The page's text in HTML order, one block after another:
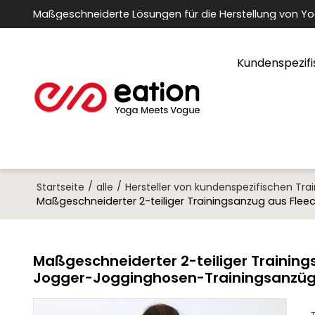
Maßgeschneiderte Lösungen für die Herstellung von
Startseite / alle / Hersteller von kundenspezifischen
Maßgeschneiderter 2-teiliger Trainingsanzug aus
Maßgeschneiderter 2-teiliger
Jogger-Jogginghosen-